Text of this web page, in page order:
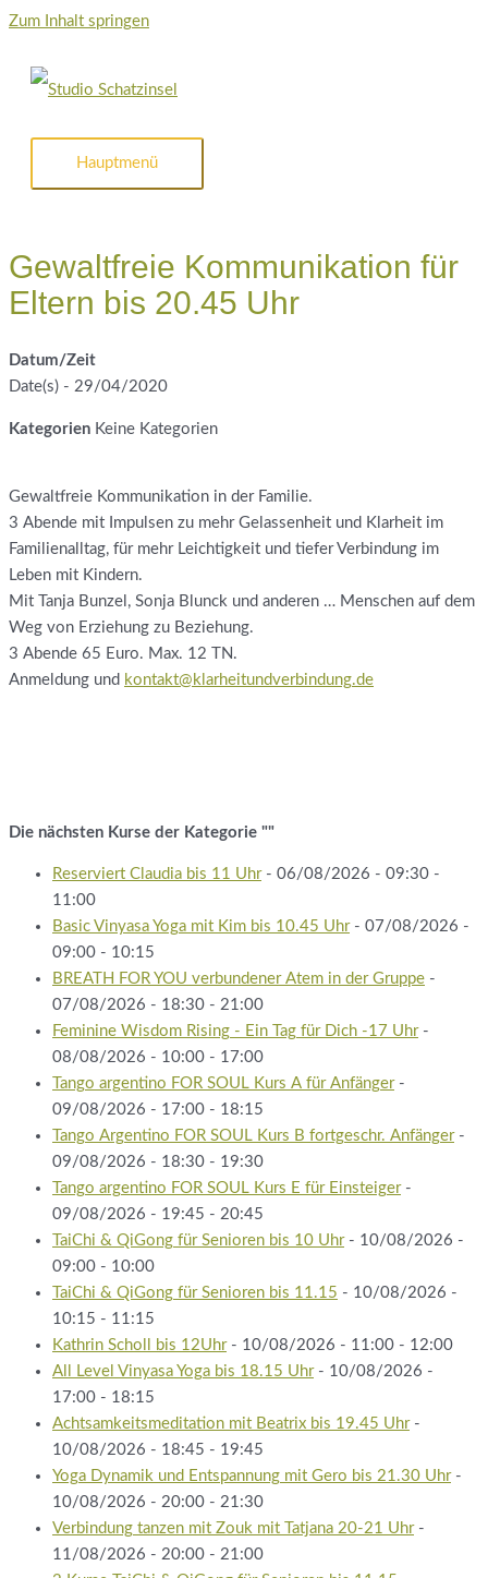
Zum Inhalt springen
Hauptmenü
Gewaltfreie Kommunikation für
Eltern bis 20.45 Uhr
Datum/Zeit
Date(s) - 29/04/2020
Kategorien Keine Kategorien
Gewaltfreie Kommunikation in der Familie.
3 Abende mit Impulsen zu mehr Gelassenheit und Klarheit im
Familienalltag, für mehr Leichtigkeit und tiefer Verbindung im
Leben mit Kindern.
Mit Tanja Bunzel, Sonja Blunck und anderen … Menschen auf dem
Weg von Erziehung zu Beziehung.
3 Abende 65 Euro. Max. 12 TN.
Anmeldung und kontakt@klarheitundverbindung.de
Die nächsten Kurse der Kategorie ""
Reserviert Claudia bis 11 Uhr- 06/08/2026 - 09:30 -
11:00
Basic Vinyasa Yoga mit Kim bis 10.45 Uhr- 07/08/2026 -
09:00 - 10:15
BREATH FOR YOU verbundener Atem in der Gruppe -
07/08/2026 - 18:30 - 21:00
Feminine Wisdom Rising - Ein Tag für Dich -17 Uhr-
08/08/2026 - 10:00 - 17:00
Tango argentino FOR SOUL Kurs A für Anfänger-
09/08/2026 - 17:00 - 18:15
Tango Argentino FOR SOUL Kurs B fortgeschr. Anfänger-
09/08/2026 - 18:30 - 19:30
Tango argentino FOR SOUL Kurs E für Einsteiger-
09/08/2026 - 19:45 - 20:45
TaiChi & QiGong für Senioren bis 10 Uhr- 10/08/2026 -
09:00 - 10:00
TaiChi & QiGong für Senioren bis 11.15 - 10/08/2026 -
10:15 - 11:15
Kathrin Scholl bis 12Uhr- 10/08/2026 - 11:00 - 12:00
All Level Vinyasa Yoga bis 18.15 Uhr- 10/08/2026 -
17:00 - 18:15
Achtsamkeitsmeditation mit Beatrix bis 19.45 Uhr-
10/08/2026 - 18:45 - 19:45
Yoga Dynamik und Entspannung mit Gero bis 21.30 Uhr-
10/08/2026 - 20:00 - 21:30
Verbindung tanzen mit Zouk mit Tatjana 20-21 Uhr-
11/08/2026 - 20:00 - 21:00